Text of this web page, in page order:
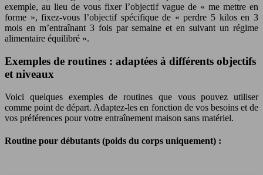
exemple, au lieu de vous fixer l’objectif vague de « me mettre en
forme », fixez-vous l’objectif spécifique de « perdre 5 kilos en 3
mois en m’entraînant 3 fois par semaine et en suivant un régime
alimentaire équilibré ».
Exemples de routines : adaptées à différents objectifs
et niveaux
Voici quelques exemples de routines que vous pouvez utiliser
comme point de départ. Adaptez-les en fonction de vos besoins et de
vos préférences pour votre entraînement maison sans matériel.
Routine pour débutants (poids du corps uniquement) :